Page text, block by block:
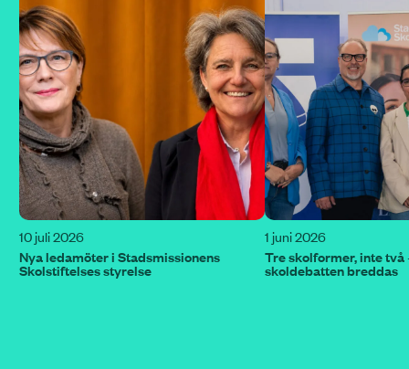
10 juli 2026
Nya ledamöter i Stadsmissionens
Skolstiftelses styrelse
1 juni 2026
Tre skolformer, inte
skoldebatten breddas